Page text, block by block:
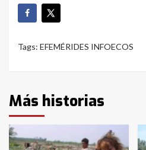
Tags: EFEMÉRIDES INFOECOS
Más historias